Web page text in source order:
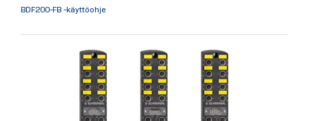
BDF200-FB -käyttöohje